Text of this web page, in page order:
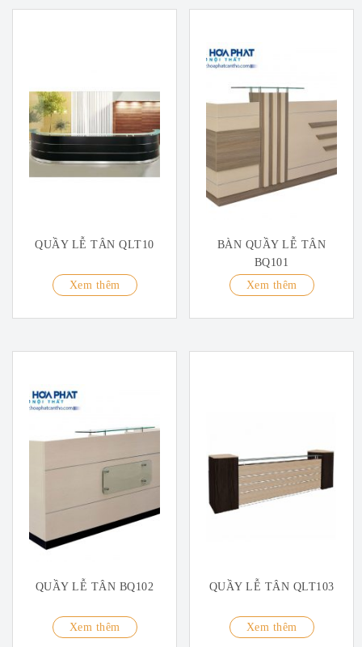
QUẦY LỄ TÂN QLT10
Xem thêm
BÀN QUẦY LỄ TÂN
BQ101
Xem thêm
QUẦY LỄ TÂN BQ102
Xem thêm
QUẦY LỄ TÂN QLT103
Xem thêm